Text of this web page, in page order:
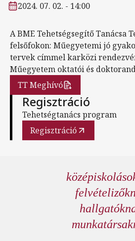
2024. 07. 02. - 14:00
A BME Tehetségsegítő Tanácsa
felsőfokon: Műegyetemi jó
tervek címmel karközi
Műegyetem oktatói és
TT Meghívó
Regisztráció
Tehetségtanács program
Regisztráció